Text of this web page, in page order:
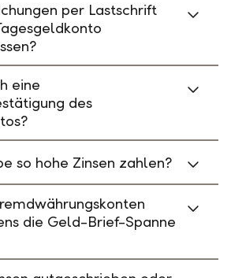
per Lastschrift
eine
des
so hohe Zinsen zahlen?
die Geld-Brief-Spanne